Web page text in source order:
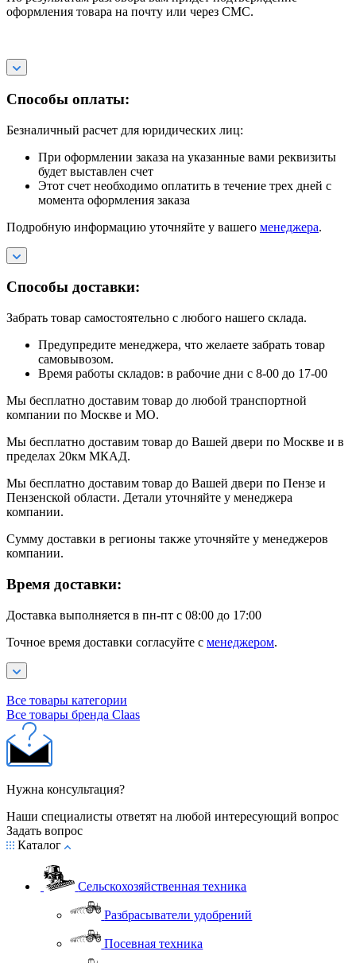
оформления товара на почту или через СМС.
Способы оплаты:
Безналичный расчет для юридических лиц:
При оформлении заказа на указанные вами реквизиты
будет выставлен счет
Этот счет необходимо оплатить в течение трех дней с
момента оформления заказа
Подробную информацию уточняйте у вашего менеджера.
Способы доставки:
Забрать товар самостоятельно с любого нашего склада.
Предупредите менеджера, что желаете забрать товар
самовывозом.
Время работы складов: в рабочие дни с 8-00 до 17-00
Мы бесплатно доставим товар до любой транспортной
компании по Москве и МО.
Мы бесплатно доставим товар до Вашей двери по Москве и в
пределах 20км МКАД.
Мы бесплатно доставим товар до Вашей двери по Пензе и
Пензенской области. Детали уточняйте у менеджера
компании.
Сумму доставки в регионы также уточняйте у менеджеров
компании.
Время доставки:
Доставка выполняется в пн-пт с 08:00 до 17:00
Точное время доставки согласуйте с менеджером.
Все товары категории
Все товары бренда Claas
Нужна консультация?
Наши специалисты ответят на любой интересующий вопрос
Задать вопрос
Каталог
Сельскохозяйственная техника
Разбрасыватели удобрений
Посевная техника